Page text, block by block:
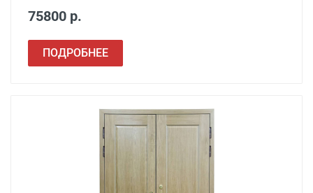
75800 р.
ПОДРОБНЕЕ